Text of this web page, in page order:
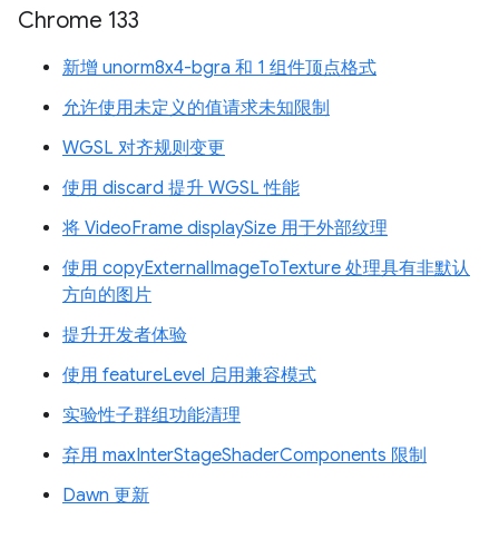
Chrome 133
新增 unorm8x4-bgra 和 1 组件顶点格式
允许使用未定义的值请求未知限制
WGSL 对齐规则变更
使用 discard 提升 WGSL 性能
将 VideoFrame displaySize 用于外部纹理
使用 copyExternalImageToTexture 处理具有非默认
方向的图片
提升开发者体验
使用 featureLevel 启用兼容模式
实验性子群组功能清理
弃用 maxInterStageShaderComponents 限制
Dawn 更新